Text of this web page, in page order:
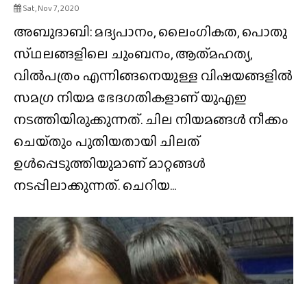
Sat, Nov 7, 2020
അബുദാബി: മദ്യപാനം, ലൈംഗികത, പൊതു
സ്‌ഥലങ്ങളിലെ ചുംബനം, ആത്‍മഹത്യ,
വിൽപത്രം എന്നിങ്ങനെയുള്ള വിഷയങ്ങളിൽ
സമഗ്ര നിയമ ഭേദഗതികളാണ് യുഎഇ
നടത്തിയിരുക്കുന്നത്. ചില നിയമങ്ങൾ നീക്കം
ചെയ്‌തും പുതിയതായി ചിലത്
ഉൾപ്പെടുത്തിയുമാണ് മാറ്റങ്ങൾ
നടപ്പിലാക്കുന്നത്. ചെറിയ...